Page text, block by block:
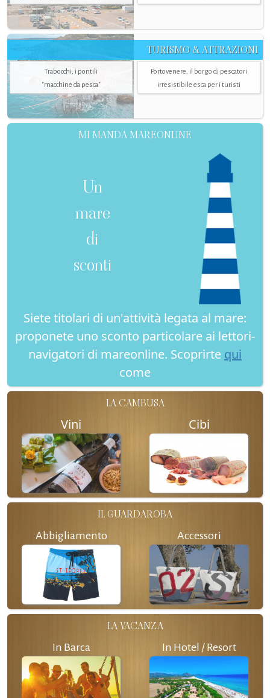
TURISMO & ATTRAZIONI
Trabocchi, i pontili
"macchine da pesca"
Portovenere, il borgo di pescatori
irresistibile esca per i turisti
MI MANDA MAREONLINE
Un
mare
di
sconti
Siete titolari di un'attività legata al mare:
proponete uno sconto particolare ai lettori-
navigatori di mareonline. Scoprirte qui
come
LA CAMBUSA
Vini Cibi
IL GUARDAROBA
Abbigliamento Accessori
LA VACANZA
In Barca In Hotel / Resort